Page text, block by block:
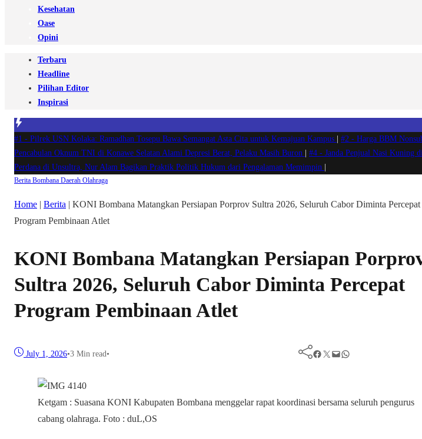
Kesehatan
Oase
Opini
Terbaru
Headline
Pilihan Editor
Inspirasi
#1 - Pilrek USN Kolaka: Ramadhan Tosepu Bawa Semangat Asta Cita untuk Kemajuan Kampus #2 - Harga BBM
Pencabulan Oknum TNI di Konawe Selatan Alami Depresi Berat, Pelaku Masih Buron
#4 - Janda Penjual Nasi Kuning
Perdana di Unsultra, Nur Alam Bagikan Praktik Politik Hukum dari Pengalaman Memimpin
Berita Bombana Daerah Olahraga
Home | Berita | KONI Bombana Matangkan Persiapan Porprov Sultra 2026, Seluruh Cabor Diminta Percepat
Program Pembinaan Atlet
KONI Bombana Matangkan Persiapan
Sultra 2026, Seluruh Cabor Diminta Percepat
Program Pembinaan Atlet
July 1, 2026•3 Min read• Facebook Twitter Mail WhatsApp
Ketgam : Suasana KONI Kabupaten Bombana menggelar rapat koordinasi bersama seluruh pengurus
cabang olahraga. Foto : duL,OS